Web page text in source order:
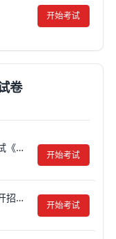
开始考试
卷
2021年6月26日吉林省省直事业单位考试《通用知识》真题试卷及答案【含解析】
开始考试
2022年8月20日吉林省省直事业单位公开招聘工作人员考试《通用知识》真题试卷及答案【含解析】
开始考试